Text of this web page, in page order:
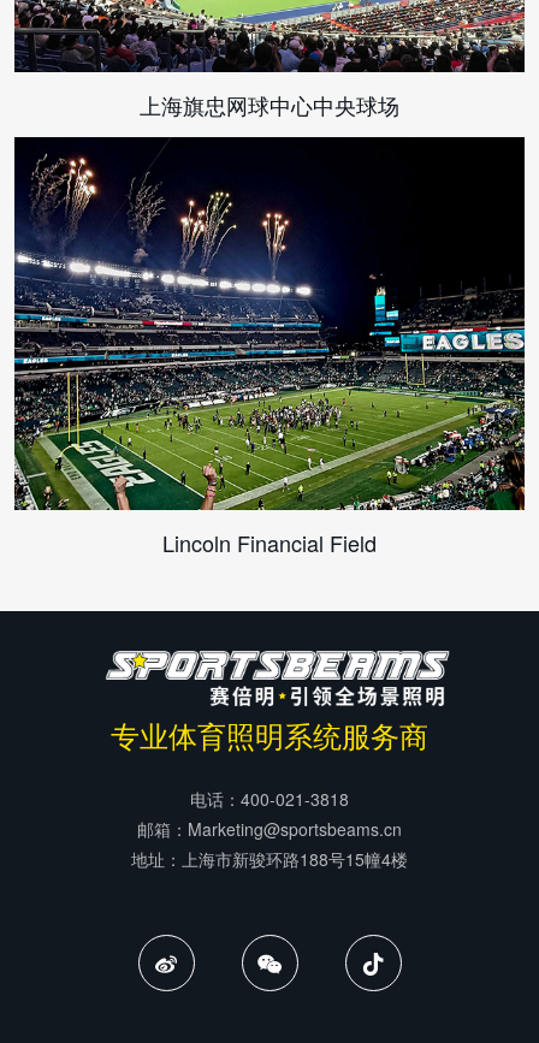
上海旗忠网球中心中央球场
Lincoln Financial Field
专业体育照明系统服务商
电话：400-021-3818
邮箱：Marketing@sportsbeams.cn
地址：上海市新骏环路188号15幢4楼